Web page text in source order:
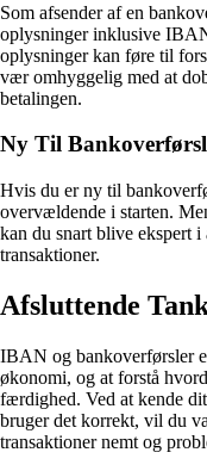
Som afsender af en
oplysninger inklusive
oplysninger kan føre til
vær omhyggelig med at
betalingen.
Ny Til
Hvis du er ny til
overvældende i starten.
kan du snart blive ekspert
transaktioner.
Afsluttende
IBAN og bankoverførsler
økonomi, og at forstå
færdighed. Ved at kende
bruger det korrekt, vil du
transaktioner nemt og